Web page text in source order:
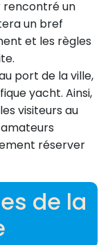
rencontré un
un bref
et les règles
port de la ville,
yacht. Ainsi,
visiteurs au
réserver
de la